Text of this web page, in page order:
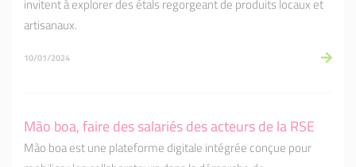
invitent à explorer des étals regorgeant de produits locaux et
artisanaux.
10/01/2024
Mão boa, faire des salariés des acteurs de la RSE
Mão boa est une plateforme digitale intégrée conçue pour